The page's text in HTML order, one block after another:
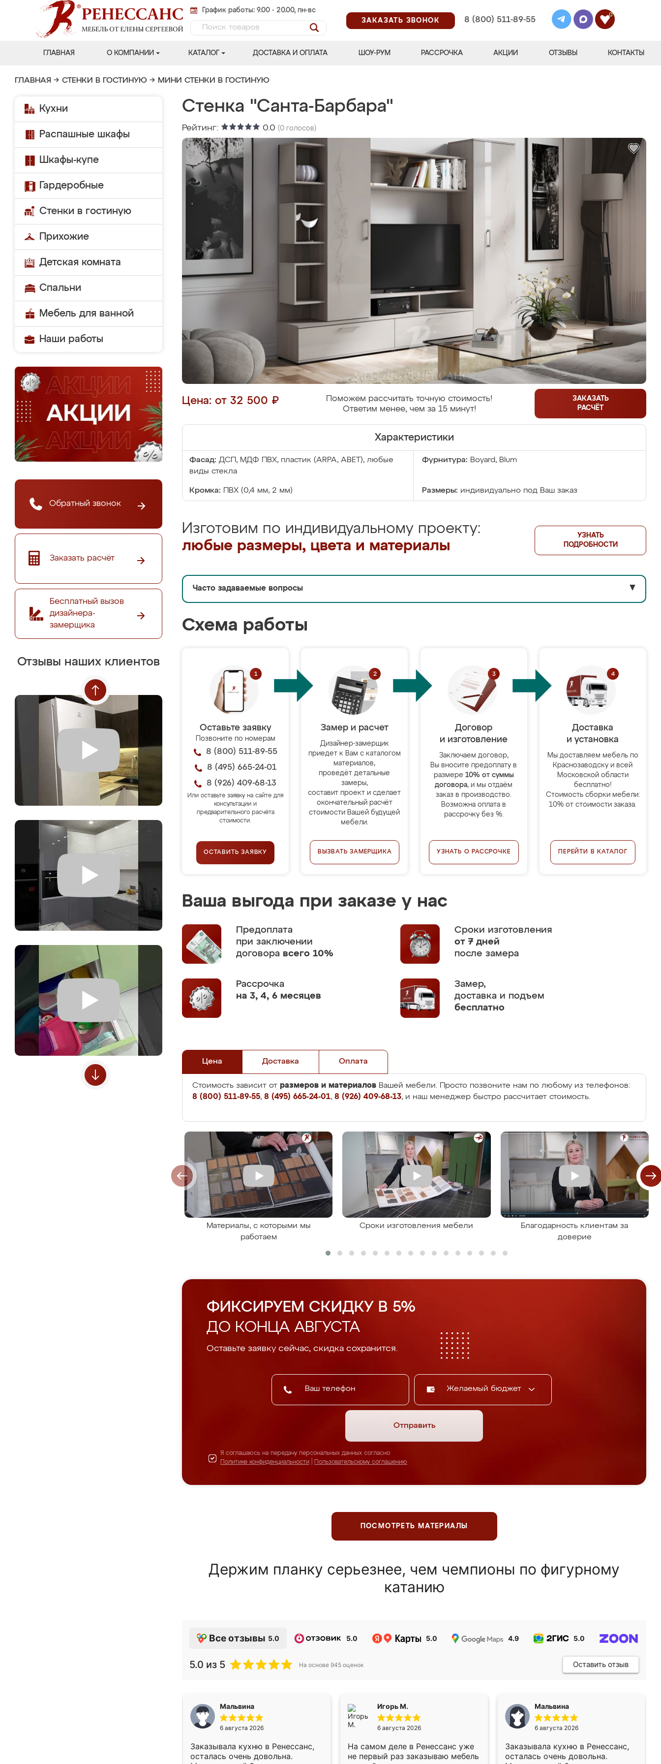
График работы: 9.00 - 20.00, пн-вс
ЗАКАЗАТЬ ЗВОНОК
8 (800) 511-89-55
0
ГЛАВНАЯ О КОМПАНИИ КАТАЛОГ ДОСТАВКА И ОПЛАТА ШОУ-РУМ РАССРОЧКА АКЦИИ ОТЗЫВЫ КОНТАКТЫ
ГЛАВНАЯ → СТЕНКИ В ГОСТИНУЮ → МИНИ СТЕНКИ В ГОСТИНУЮ
Кухни
Распашные шкафы
Шкафы-купе
Гардеробные
Стенки в гостиную
Прихожие
Детская комната
Спальни
Мебель для ванной
Наши работы
Обратный звонок
Заказать расчёт
Бесплатный вызов
дизайнера-
замерщика
Отзывы наших клиентов
Стенка "Санта-Барбара"
Рейтинг: 0.0 (0 голосов)
Цена: от 32 500 ₽
Поможем рассчитать точную стоимость!
Ответим менее, чем за 15 минут!
ЗАКАЗАТЬ
РАСЧЁТ
Характеристики
Фасад: ДСП, МДФ ПВХ, пластик (ARPA, ABET), любые
виды стекла
Фурнитура: Boyard, Blum
Кромка: ПВХ (0,4 мм, 2 мм) Размеры: индивидуально под Ваш заказ
Изготовим по индивидуальному проекту:
любые размеры, цвета и материалы
УЗНАТЬ
ПОДРОБНОСТИ
Часто задаваемые вопросы ▼
Схема работы
Оставьте заявку
Позвоните по номерам
8 (800) 511-89-55
8 (495) 665-24-01
8 (926) 409-68-13
Или оставьте заявку на сайте для
консультации и
предварительного расчёта
стоимости.
ОСТАВИТЬ ЗАЯВКУ
Замер и расчет
Дизайнер-замерщик
приедет к Вам с каталогом
материалов,
проведёт детальные
замеры,
составит проект и сделает
окончательный расчёт
стоимости Вашей будущей
мебели.
ВЫЗВАТЬ ЗАМЕРЩИКА
Договор
и изготовление
Заключаем договор,
Вы вносите предоплату в
размере 10% от суммы
договора, и мы отдаём
заказ в производство.
Возможна оплата в
рассрочку без %.
УЗНАТЬ О РАССРОЧКЕ
Доставка
и установка
Мы доставляем мебель по
Краснозаводску и всей
Московской области
бесплатно!
Стоимость сборки мебели:
10% от стоимости заказа.
ПЕРЕЙТИ В КАТАЛОГ
Ваша выгода при заказе у нас
Предоплата
при заключении
договора всего 10%
Сроки изготовления
от 7 дней
после замера
Рассрочка
на 3, 4, 6 месяцев
Замер,
доставка и подъем
бесплатно
Цена Доставка Оплата
Стоимость зависит от размеров и материалов Вашей мебели. Просто позвоните нам по любому из телефонов:
8 (800) 511-89-55, 8 (495) 665-24-01, 8 (926) 409-68-13, и наш менеджер быстро рассчитает стоимость.
Материалы, с которыми мы
работаем
Сроки изготовления мебели
Благодарность клиентам за
доверие
ФИКСИРУЕМ СКИДКУ В 5%
ДО КОНЦА АВГУСТА
Оставьте заявку сейчас, скидка сохранится.
Желаемый бюджет
Отправить
Я соглашаюсь на передачу персональных данных согласно
Политике конфиденциальности
Пользовательскому соглашению
ПОСМОТРЕТЬ МАТЕРИАЛЫ
Держим планку серьезнее, чем чемпионы по фигурному
катанию
Все отзывы 5.0 5.0 5.0 4.9 5.0
5.0 из 5 На основе 945 оценок Оставить отзыв
Мальвина
6 августа 2026
Заказывала кухню в Ренессанс,
осталась очень довольна.
Игорь М.
6 августа 2026
На самом деле в Ренессанс уже
не первый раз заказываю мебель
Мальвина
6 августа 2026
Заказывала кухню в Ренессанс,
осталась очень довольна.